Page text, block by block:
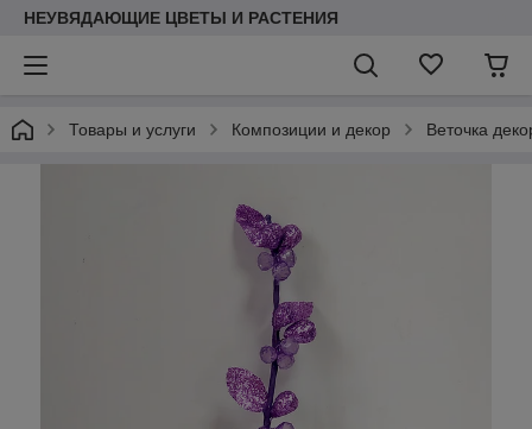
НЕУВЯДАЮЩИЕ ЦВЕТЫ И РАСТЕНИЯ
Товары и услуги Композиции и декор Веточка